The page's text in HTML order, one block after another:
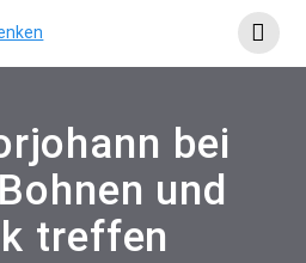
to
bei
und
treffen